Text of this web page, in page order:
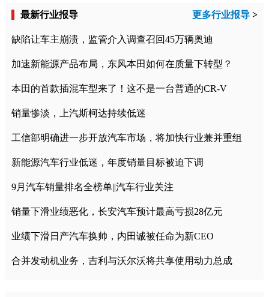
最新行业报导 更多行业报导 >
缺陷让车主崩溃，监管介入调查召回45万辆奥迪
加速新能源产品布局，东风本田如何在质量下转型？
本田的首款插混车型来了！这不是一台普通的CR-V
销量惨淡，上汽斯柯达持续低迷
工信部明确进一步开放汽车市场，将加快行业兼并重组
新能源汽车行业低迷，年度销量目标被迫下调
9月汽车销量排名全榜单||汽车行业关注
销量下滑业绩恶化，长安汽车预计最高亏损28亿元
业绩下滑日产汽车换帅，内田诚被任命为新CEO
合并发动机业务，吉利与沃尔沃将共享使用动力总成